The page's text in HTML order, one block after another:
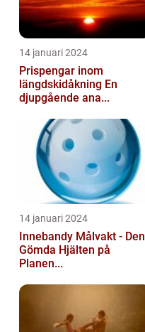
14 januari 2024
Prispengar inom
längdskidåkning En
djupgående ana...
14 januari 2024
Innebandy Målvakt - Den
Gömda Hjälten på
Planen...